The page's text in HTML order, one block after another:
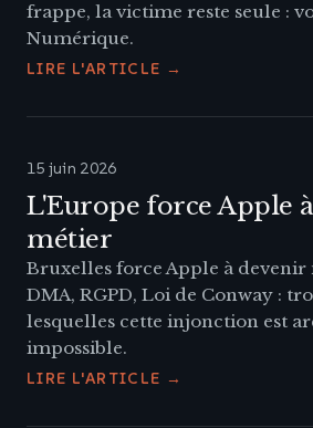
frappe, la victime reste seule :
Numérique.
LIRE L'ARTICLE →
15 juin 2026
L'Europe force Apple
métier
Bruxelles force Apple à
DMA, RGPD, Loi de Conway :
lesquelles cette injonction est
impossible.
LIRE L'ARTICLE →